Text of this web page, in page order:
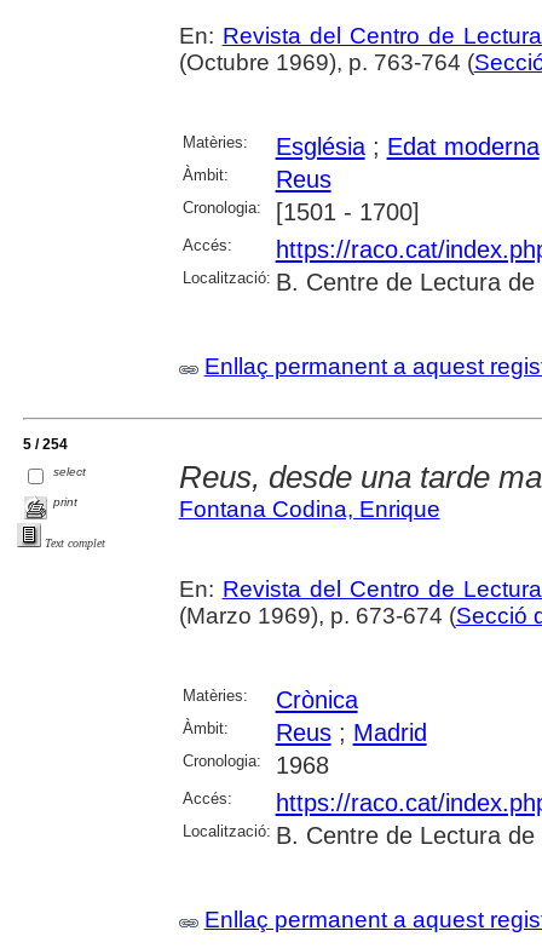
En: Revista del Centro de
(Octubre 1969), p. 763-764 (
Matèries: Església; Edat moderna
Àmbit: Reus
Cronologia: [1501 - 1700]
Accés: https://raco.cat/
Localització: B. Centre de Lectura de
Enllaç permanent a aquest
5 / 254
select
print
Text complet
Reus, desde una tarde
Fontana Codina, Enrique
En: Revista del Centro de
(Marzo 1969), p. 673-674 (Secció
Matèries: Crònica
Àmbit: Reus; Madrid
Cronologia: 1968
Accés: https://raco.cat/
Localització: B. Centre de Lectura de
Enllaç permanent a aquest